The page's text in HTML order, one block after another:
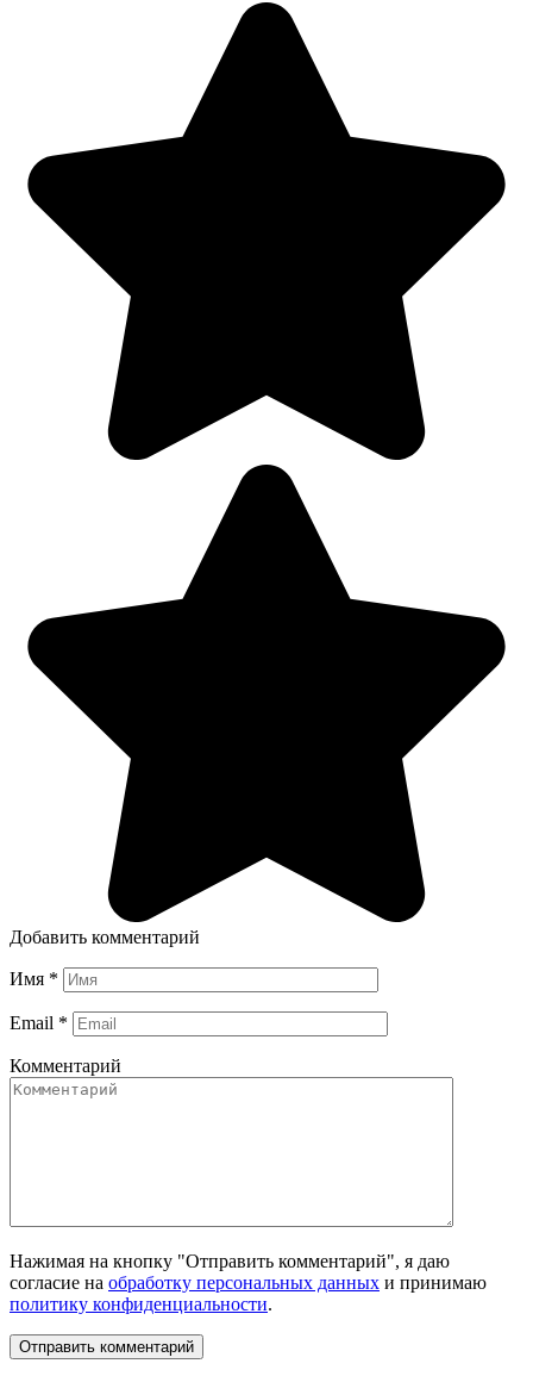
Добавить комментарий
Имя *
Email *
Комментарий
Нажимая на кнопку "Отправить комментарий", я даю
согласие на обработку персональных данных и принимаю
политику конфиденциальности.